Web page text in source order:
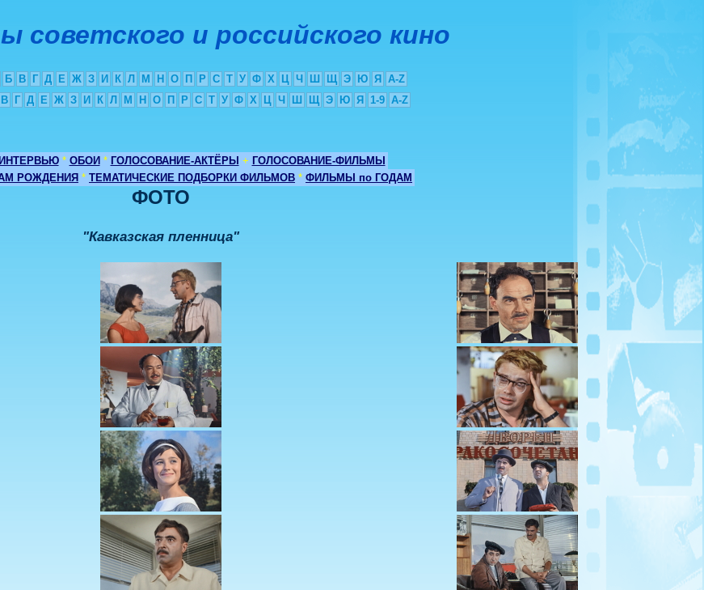
советского и российского кино
Б В Г Д Е Ж З И К Л М Н О П Р С Т У Ф Х Ц Ч Ш Щ Э Ю Я
A-Z
В Г Д Е Ж З И К Л М Н О П Р С Т У Ф Х Ц Ч Ш Щ Э Ю Я 1-9 A-Z
ИНТЕРВЬЮ * ОБОИ * ГОЛОСОВАНИЕ-АКТЁРЫ + ГОЛОСОВАНИЕ-ФИЛЬМЫ
РОЖДЕНИЯ * ТЕМАТИЧЕСКИЕ ПОДБОРКИ ФИЛЬМОВ * ФИЛЬМЫ по ГОДАМ
ФОТО
"Кавказская пленница"